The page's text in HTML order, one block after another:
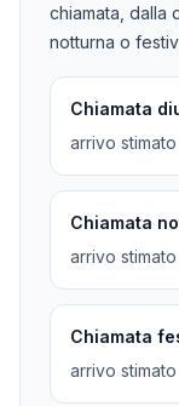
chiamata, dalla
notturna o
Chiamata
arrivo
Chiamata
arrivo
Chiamata
arrivo